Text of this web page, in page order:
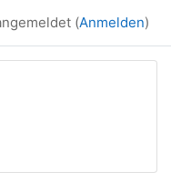
(Anmelden)